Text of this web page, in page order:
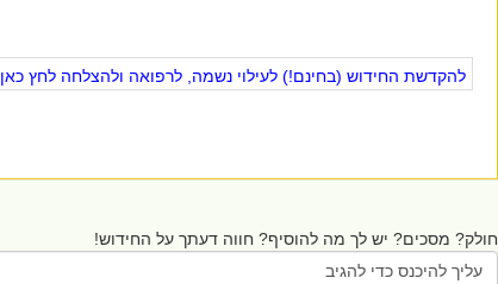
להקדשת החידוש (בחינם!) לעילוי נשמה, לרפואה ולהצלחה לחץ כאן
חולק? מסכים? יש לך מה להוסיף? חווה דעתך על החידוש!